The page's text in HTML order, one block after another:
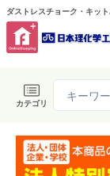
ダストレスチョーク・キッ
カテゴリ